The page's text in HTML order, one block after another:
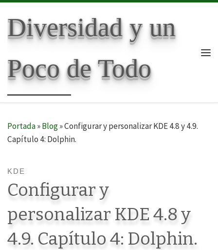
Diversidad y un
Poco de Todo
Portada»Blog»Configurar y personalizar KDE 4.8 y 4.9.
Capítulo 4: Dolphin.
KDE
Configurar y
personalizar KDE 4.8 y
4.9. Capítulo 4: Dolphin.